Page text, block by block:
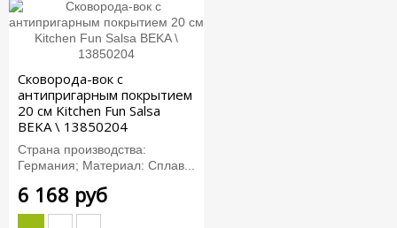
Сковорода-вок с
антипригарным покрытием
20 см Kitchen Fun Salsa
BEKA \ 13850204
Страна производства:
Германия; Материал: Сплав...
6 168 руб